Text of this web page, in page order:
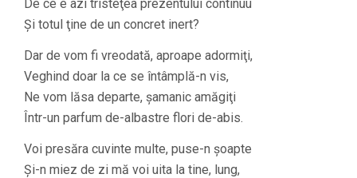
De ce e azi tristeţea prezentului continuu
Şi totul ţine de un concret inert?
Dar de vom fi vreodată, aproape adormiţi,
Veghind doar la ce se întâmplă-n vis,
Ne vom lăsa departe, şamanic amăgiţi
Într-un parfum de-albastre flori de-abis.
Voi presăra cuvinte multe, puse-n şoapte
Şi-n miez de zi mă voi uita la tine, lung,